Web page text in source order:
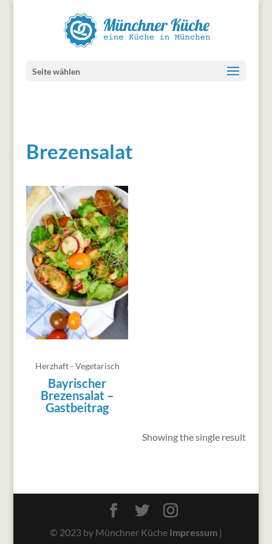
Seite wählen
Brezensalat
Herzhaft - Vegetarisch
Bayrischer
Brezensalat –
Gastbeitrag
Showing the single result
© 2023 by Münchner Küche Impressum|